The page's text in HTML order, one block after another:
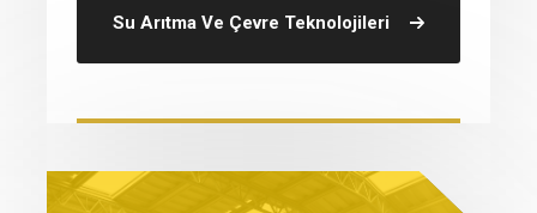
Su Arıtma Ve Çevre Teknolojileri